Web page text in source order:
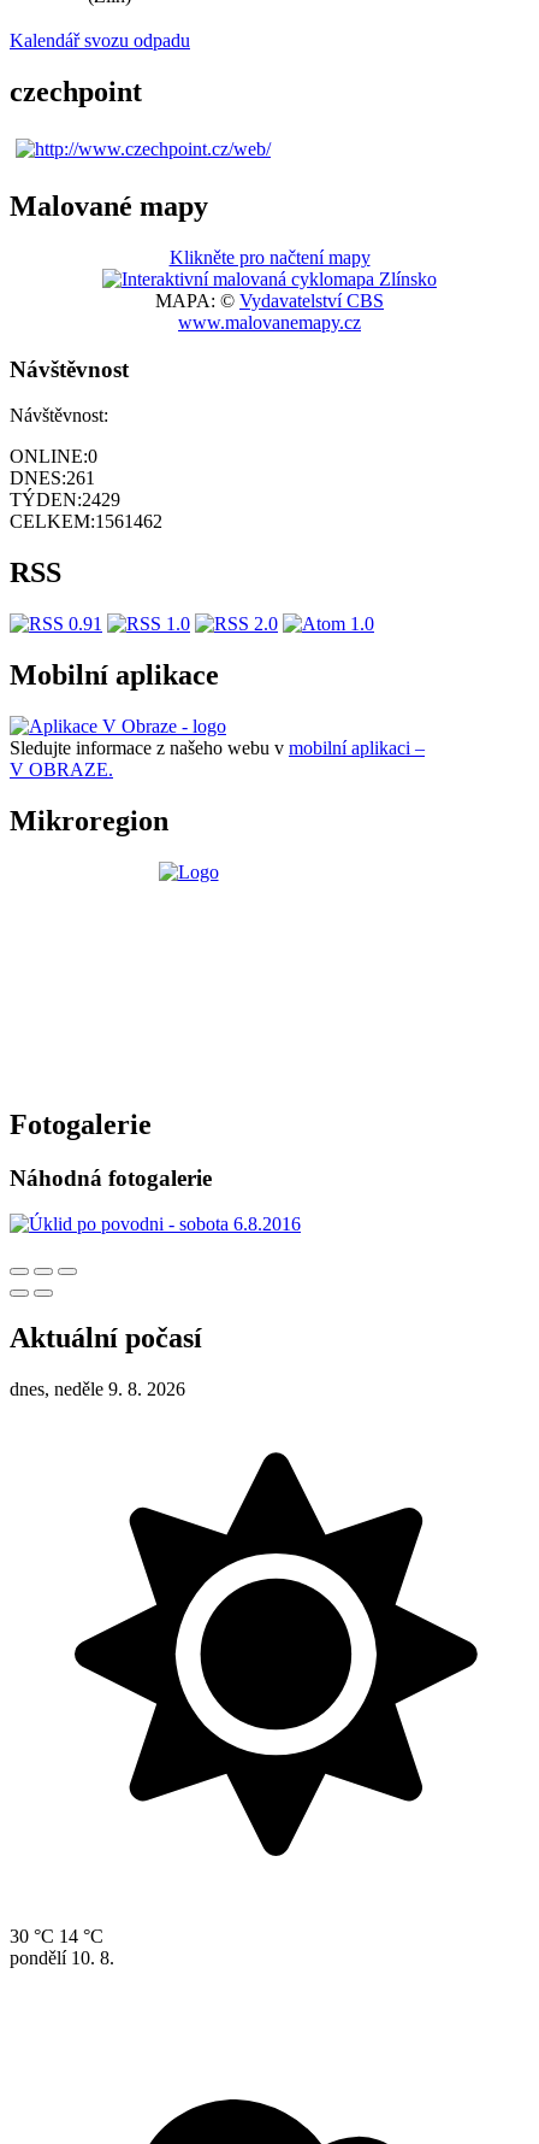
Kalendář svozu odpadu
czechpoint
Malované mapy
Klikněte pro načtení mapy
MAPA: © Vydavatelství CBS
www.malovanemapy.cz
Návštěvnost
Návštěvnost:
ONLINE:0
DNES:261
TÝDEN:2429
CELKEM:1561462
RSS
Mobilní aplikace
Sledujte informace z našeho webu v mobilní aplikaci –
V OBRAZE.
Mikroregion
Fotogalerie
Náhodná fotogalerie
Aktuální počasí
dnes, neděle 9. 8. 2026
30 °C 14 °C
pondělí 10. 8.